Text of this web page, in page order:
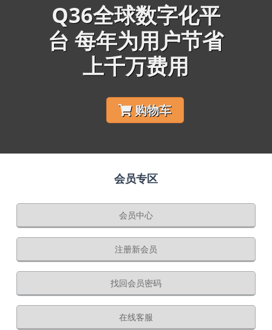
Q36全球数字化平
台 每年为用户节省
上千万费用
购物车
会员专区
会员中心
注册新会员
找回会员密码
在线客服